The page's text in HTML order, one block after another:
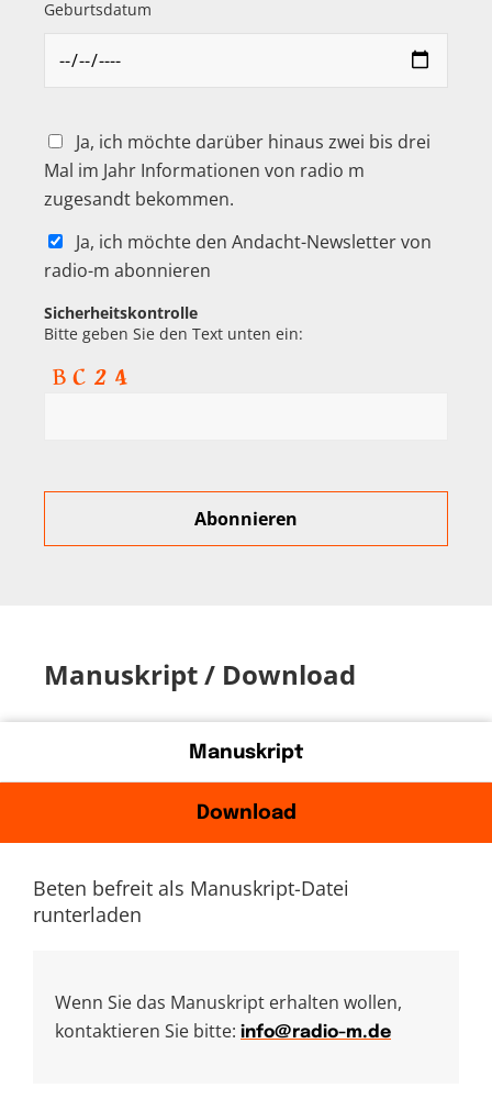
Geburtsdatum
Ja, ich möchte darüber hinaus zwei bis drei
Mal im Jahr Informationen von radio m
zugesandt bekommen.
Ja, ich möchte den Andacht-Newsletter von
radio-m abonnieren
Sicherheitskontrolle
Bitte geben Sie den Text unten ein:
Manuskript / Download
Manuskript
Download
Beten befreit als Manuskript-Datei
runterladen
Wenn Sie das Manuskript erhalten wollen,
kontaktieren Sie bitte: info@radio-m.de